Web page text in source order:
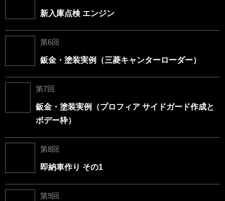
新入庫点検 エンジン
第6回
鈑金・塗装実例（三菱キャンターローダー）
第7回
鈑金・塗装実例（プロフィア サイドガード作成と
ボデー枠）
第8回
即納車作り その1
第9回